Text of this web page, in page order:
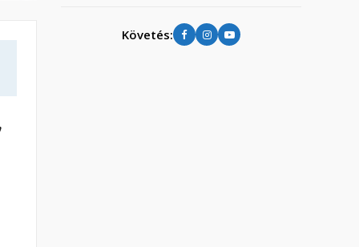
Követés: